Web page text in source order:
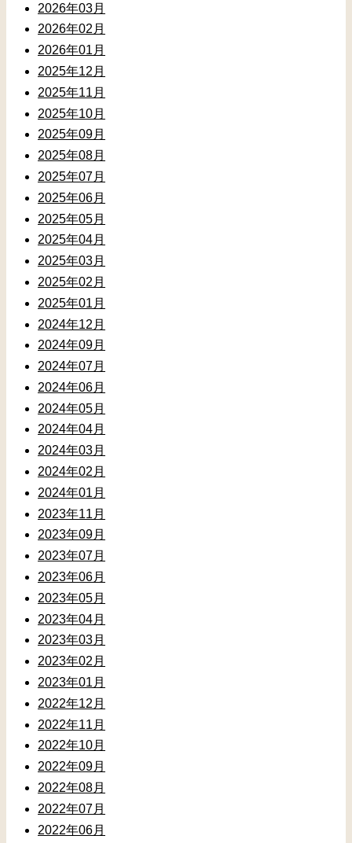
2026年03月
2026年02月
2026年01月
2025年12月
2025年11月
2025年10月
2025年09月
2025年08月
2025年07月
2025年06月
2025年05月
2025年04月
2025年03月
2025年02月
2025年01月
2024年12月
2024年09月
2024年07月
2024年06月
2024年05月
2024年04月
2024年03月
2024年02月
2024年01月
2023年11月
2023年09月
2023年07月
2023年06月
2023年05月
2023年04月
2023年03月
2023年02月
2023年01月
2022年12月
2022年11月
2022年10月
2022年09月
2022年08月
2022年07月
2022年06月